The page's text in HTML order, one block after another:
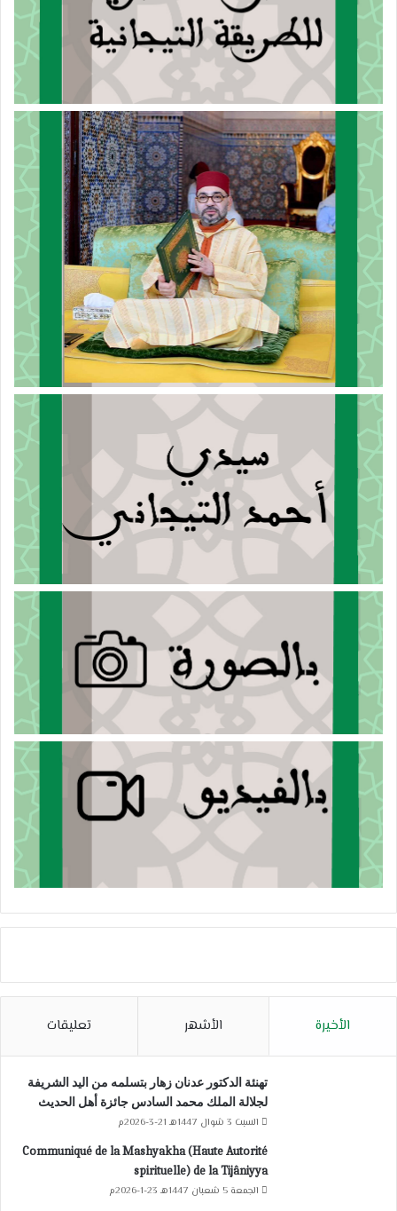
الأخيرة الأشهر تعليقات
تهنئة الدكتور عدنان زهار بتسلمه من اليد الشريفة
لجلالة الملك محمد السادس جائزة أهل الحديث
السبت 3 شوال 1447هـ 21-3-2026م
Communiqué de la Mashyakha (Haute Autorité
spirituelle) de la Tijâniyya
الجمعة 5 شعبان 1447هـ 23-1-2026م